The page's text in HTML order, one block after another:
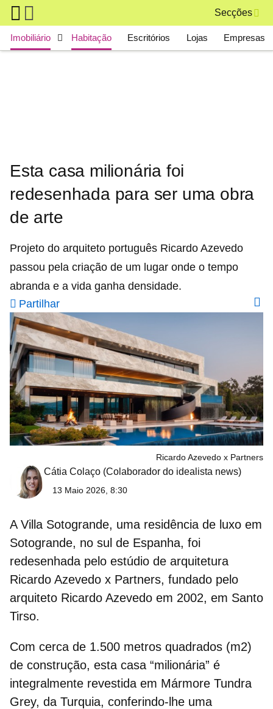
Skip to main content
Secções
Main navigation
Imobiliário Habitação Escritórios Lojas Empresas
Esta casa milionária foi
redesenhada para ser uma obra
de arte
Projeto do arquiteto português Ricardo Azevedo
passou pela criação de um lugar onde o tempo
abranda e a vida ganha densidade.
Partilhar
Ricardo Azevedo x Partners
Cátia Colaço (Colaborador do idealista news)
13 Maio 2026, 8:30
A Villa Sotogrande, uma residência de luxo em
Sotogrande, no sul de Espanha, foi
redesenhada pelo estúdio de arquitetura
Ricardo Azevedo x Partners, fundado pelo
arquiteto Ricardo Azevedo em 2002, em Santo
Tirso.
Com cerca de 1.500 metros quadrados (m2)
de construção, esta casa “milionária” é
integralmente revestida em Mármore Tundra
Grey, da Turquia, conferindo-lhe uma